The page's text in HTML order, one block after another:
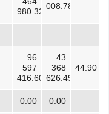
980.32
008.78
96
597
416.60
43
368
626.49
44.90
0.00 0.00